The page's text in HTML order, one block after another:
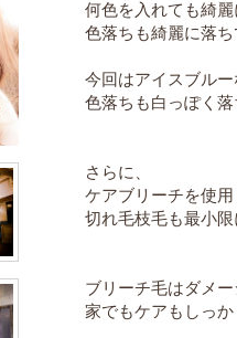
何色を入れても綺
色落ちも綺麗に落
今回はアイスブル
色落ちも白っぽく
さらに、
ケアブリーチを使
切れ毛枝毛も最小
ブリーチ毛はダメ
家でもケアもしっ